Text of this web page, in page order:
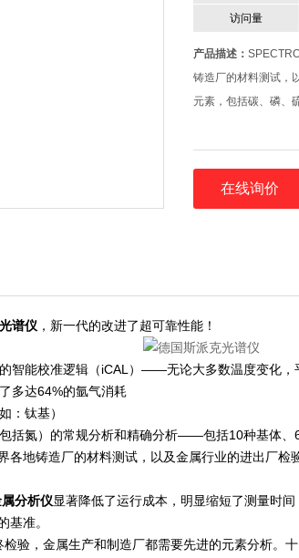
访问量
产品描述：
铸造厂的材料测试，
元素，包括碳、磷、
在线询价
谱仪 ，新一代的改进了超可靠性能！
智能校准逻辑（iCAL）——无论大多数温度变化，
多达64%的氩气消耗
：钛基）
括氮）的常规分析和精确分析——包括10种基体
各地铸造厂的材料测试，以及金属行业的进出厂检
分析仪显著降低了运行成本，明显缩短了测量时
基准。
验，金属生产和制造厂都需要先进的元素分析。